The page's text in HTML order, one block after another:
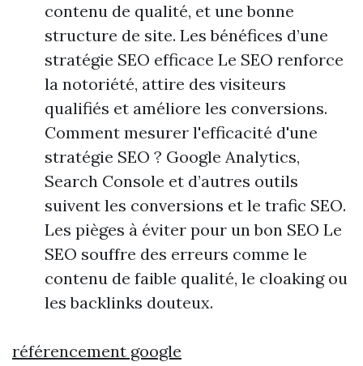
contenu de qualité, et une bonne
structure de site. Les bénéfices d’une
stratégie SEO efficace Le SEO renforce
la notoriété, attire des visiteurs
qualifiés et améliore les conversions.
Comment mesurer l'efficacité d'une
stratégie SEO ? Google Analytics,
Search Console et d’autres outils
suivent les conversions et le trafic SEO.
Les pièges à éviter pour un bon SEO Le
SEO souffre des erreurs comme le
contenu de faible qualité, le cloaking ou
les backlinks douteux.
référencement google